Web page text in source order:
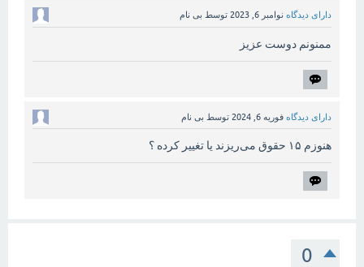
دارای دیدگاه نوامبر 6, 2023 توسط بی نام
ممنونم دوست عزیز
دارای دیدگاه فوریه 6, 2024 توسط بی نام
هنوزم ۱۵ حقوق می‌ریزند یا تغییر کرده ؟
0